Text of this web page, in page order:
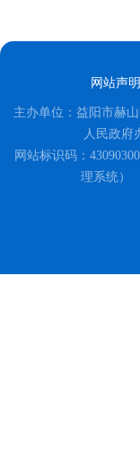
网站声明
主办单位：益阳市赫
人民政府
网站标识码：
理系统）